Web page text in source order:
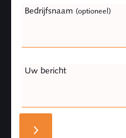
Bedrijfsnaam (optioneel)
Uw bericht